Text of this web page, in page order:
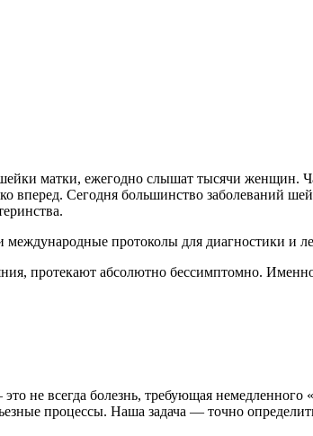
матки, ежегодно слышат тысячи женщин.
вперед. Сегодня большинство заболеваний
протоколы для диагностики и
протекают абсолютно бессимптомно.
всегда болезнь, требующая немедленного
процессы. Наша задача — точно